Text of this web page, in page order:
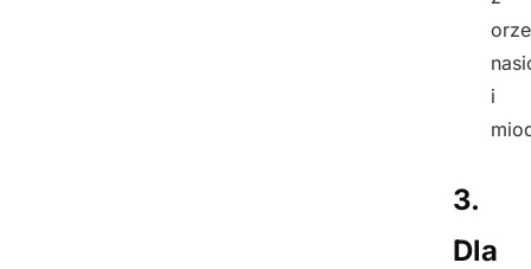
i
3.
Dla